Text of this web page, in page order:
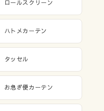
ロールスクリーン
ハトメカーテン
タッセル
お急ぎ便カーテン